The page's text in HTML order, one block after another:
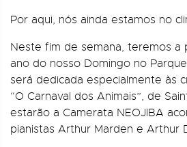
Por aqui, nós ainda estamos no
Neste fim de semana, teremos a
ano do nosso Domingo no
será dedicada especialmente às
“O Carnaval dos Animais”, de
estarão a Camerata NEOJIBA
pianistas Arthur Marden e Arthur